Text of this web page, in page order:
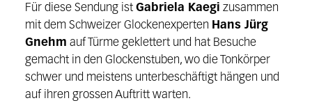
Für diese Sendung ist Gabriela Kaegi zusammen
mit dem Schweizer Glockenexperten Hans Jürg
Gnehm auf Türme geklettert und hat Besuche
gemacht in den Glockenstuben, wo die Tonkörper
schwer und meistens unterbeschäftigt hängen und
auf ihren grossen Auftritt warten.